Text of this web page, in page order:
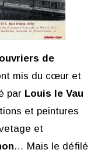
de
mis du cœur et
par Louis le Vau
et peintures
et
… Mais le défilé